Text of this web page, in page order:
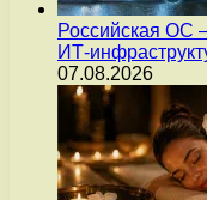
Российская ОС
ИТ-
07.08.2026